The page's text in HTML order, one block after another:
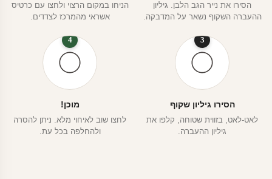
הסירו את נייר הגב הלבן. גיליון
ההעברה השקוף נשאר על המדבקה.
הניחו במקום הרצוי ולחצו עם כרטיס
אשראי מהמרכז לצדדים.
3
הסירו גיליון שקוף
לאט-לאט, בזווית שטוחה, קלפו את
גיליון ההעברה.
4
מוכן!
לחצו שוב לאיחוי מלא. ניתן להסרה
ולהחלפה בכל עת.